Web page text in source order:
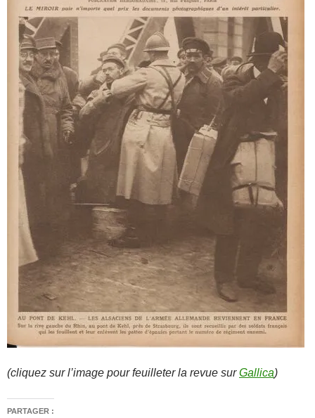
(cliquez sur l’image pour feuilleter la revue surGallica)
PARTAGER :